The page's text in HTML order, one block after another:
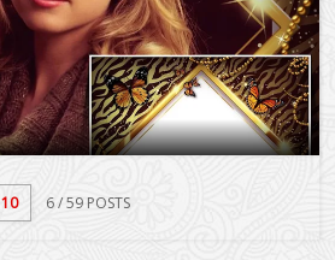
10 6/ 59 POSTS